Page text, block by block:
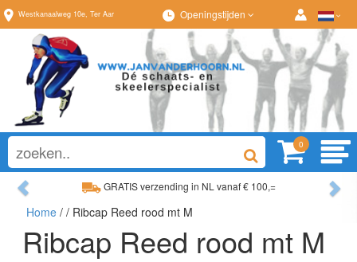
Westkanaalweg 10e, Ter Aar Openingstijden
0
GRATIS verzending in NL vanaf € 100,=
Ruim assortiment, altijd wat naar wens!
Previous
Home / / Ribcap Reed rood mt M
Ribcap Reed rood mt M